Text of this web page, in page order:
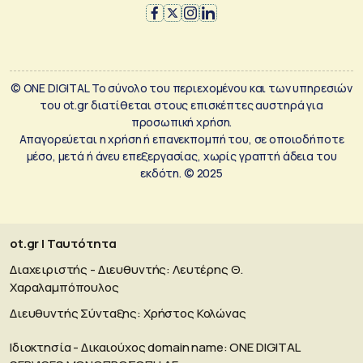
© ONE DIGITAL Το σύνολο του περιεχομένου και των υπηρεσιών
του ot.gr διατίθεται στους επισκέπτες αυστηρά για
προσωπική χρήση.
Απαγορεύεται η χρήση ή επανεκπομπή του, σε οποιοδήποτε
μέσο, μετά ή άνευ επεξεργασίας, χωρίς γραπτή άδεια του
εκδότη. © 2025
ot.gr | Ταυτότητα
Διαχειριστής - Διευθυντής: Λευτέρης Θ.
Χαραλαμπόπουλος
Διευθυντής Σύνταξης: Χρήστος Κολώνας
Ιδιοκτησία - Δικαιούχος domain name: ΟΝΕ DIGITAL